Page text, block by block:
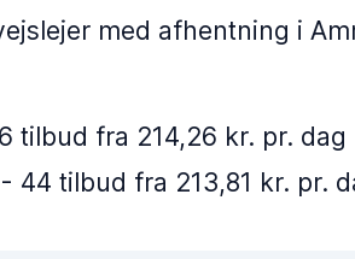
med afhentning i
tilbud fra 214,26 kr. pr. dag
44 tilbud fra 213,81 kr. pr.